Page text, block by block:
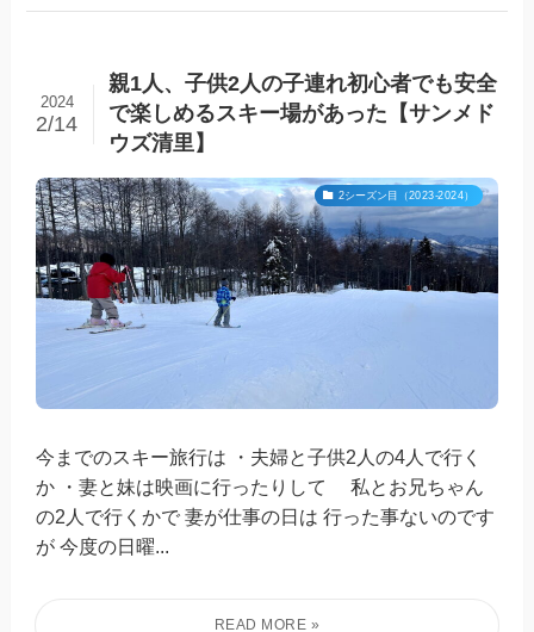
親1人、子供2人の子連れ初心者でも安全
で楽しめるスキー場があった【サンメド
ウズ清里】
2024
2/14
2シーズン目（2023-2024）
今までのスキー旅行は ・夫婦と子供2人の4人で行く
か ・妻と妹は映画に行ったりして 私とお兄ちゃん
の2人で行くかで 妻が仕事の日は 行った事ないのです
が 今度の日曜...